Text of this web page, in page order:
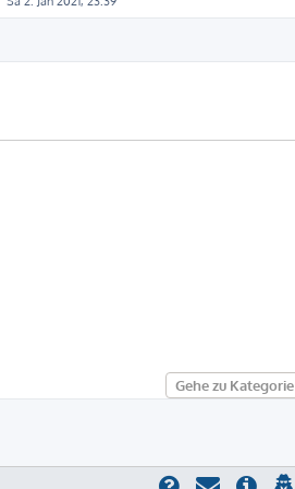
Gehe zu Kategorie